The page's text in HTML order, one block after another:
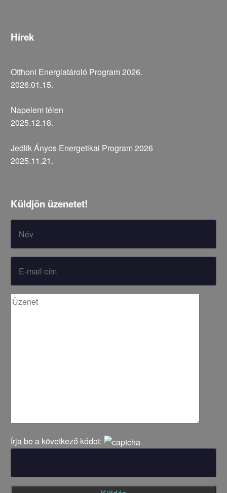
Hírek
Otthoni Energiatároló Program 2026.
2026.01.15.
Napelem télen
2025.12.18.
Jedlik Ányos Energetikai Program 2026
2025.11.21.
Küldjön üzenetet!
Írja be a következő kódot: